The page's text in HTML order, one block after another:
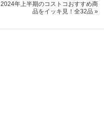
2024年上半期のコストコおすすめ商
品をイッキ見！全32品 »